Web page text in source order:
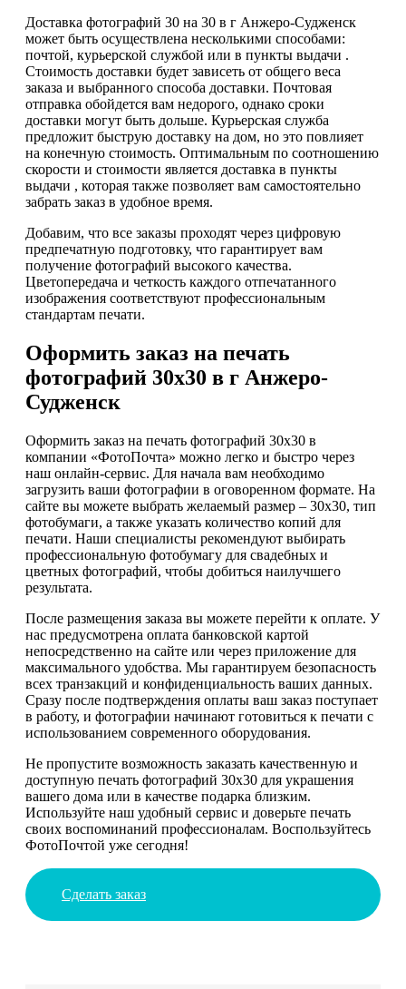
Доставка фотографий 30 на 30 в г Анжеро-Судженск
может быть осуществлена несколькими способами:
почтой, курьерской службой или в пункты выдачи .
Стоимость доставки будет зависеть от общего веса
заказа и выбранного способа доставки. Почтовая
отправка обойдется вам недорого, однако сроки
доставки могут быть дольше. Курьерская служба
предложит быструю доставку на дом, но это повлияет
на конечную стоимость. Оптимальным по соотношению
скорости и стоимости является доставка в пункты
выдачи , которая также позволяет вам самостоятельно
забрать заказ в удобное время.
Добавим, что все заказы проходят через цифровую
предпечатную подготовку, что гарантирует вам
получение фотографий высокого качества.
Цветопередача и четкость каждого отпечатанного
изображения соответствуют профессиональным
стандартам печати.
Оформить заказ на печать
фотографий 30х30 в г Анжеро-
Судженск
Оформить заказ на печать фотографий 30х30 в
компании «ФотоПочта» можно легко и быстро через
наш онлайн-сервис. Для начала вам необходимо
загрузить ваши фотографии в оговоренном формате. На
сайте вы можете выбрать желаемый размер – 30х30, тип
фотобумаги, а также указать количество копий для
печати. Наши специалисты рекомендуют выбирать
профессиональную фотобумагу для свадебных и
цветных фотографий, чтобы добиться наилучшего
результата.
После размещения заказа вы можете перейти к оплате. У
нас предусмотрена оплата банковской картой
непосредственно на сайте или через приложение для
максимального удобства. Мы гарантируем безопасность
всех транзакций и конфиденциальность ваших данных.
Сразу после подтверждения оплаты ваш заказ поступает
в работу, и фотографии начинают готовиться к печати с
использованием современного оборудования.
Не пропустите возможность заказать качественную и
доступную печать фотографий 30х30 для украшения
вашего дома или в качестве подарка близким.
Используйте наш удобный сервис и доверьте печать
своих воспоминаний профессионалам. Воспользуйтесь
ФотоПочтой уже сегодня!
Сделать заказ